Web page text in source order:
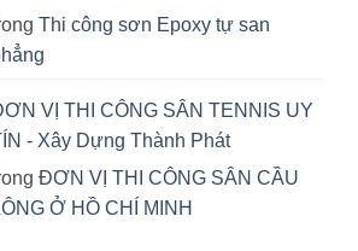
Thi công sơn Epoxy tự san
VỊ THI CÔNG SÂN TENNIS UY
- Xây Dựng Thành Phát
ĐƠN VỊ THI CÔNG SÂN CẦU
Ở HỒ CHÍ MINH